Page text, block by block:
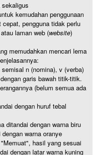
kemudahan penggunaan
pengguna tidak perlu
laman web (website)
memudahkan mencari lema
n (nomina), v (verba)
garis bawah titik-titik.
(belum semua ada
dengan huruf tebal
ditandai dengan warna biru
warna oranye
hasil yang sesuai
dengan latar warna kuning